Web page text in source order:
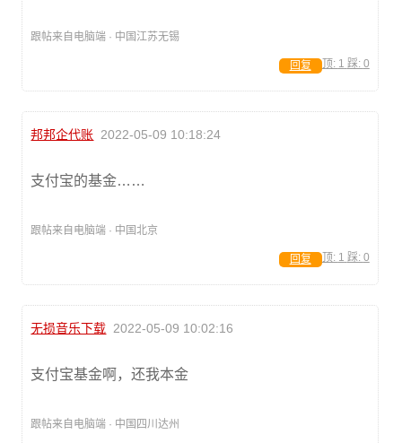
跟帖来自电脑端 · 中国江苏无锡
顶: 1 踩: 0
回复
邦邦企代账 2022-05-09 10:18:24
支付宝的基金……
跟帖来自电脑端 · 中国北京
顶: 1 踩: 0
回复
无损音乐下载 2022-05-09 10:02:16
支付宝基金啊，还我本金
跟帖来自电脑端 · 中国四川达州